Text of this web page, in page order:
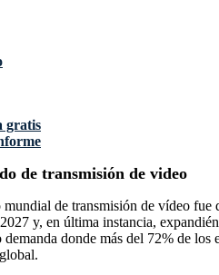
gratis
de transmisión de video
de transmisión de vídeo
y, en última instancia,
donde más del 72% de